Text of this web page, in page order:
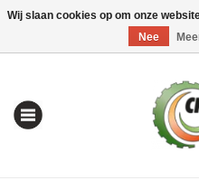
0 Artikelen - €0,00
Wij slaan cookies op om onze
Nee